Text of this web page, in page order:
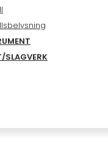
SLAGVERK